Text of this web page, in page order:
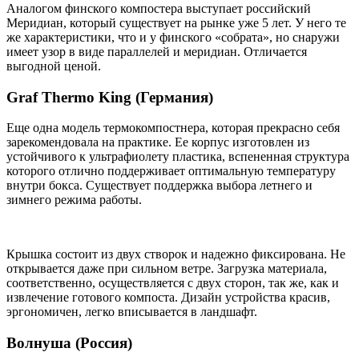
Аналогом финского компостера выступает российский
Меридиан, который существует на рынке уже 5 лет. У него те
же характеристики, что и у финского «собрата», но снаружи
имеет узор в виде параллелей и меридиан. Отличается
выгодной ценой.
Graf Thermo King (Германия)
Еще одна модель термокомпостнера, которая прекрасно себя
зарекомендовала на практике. Ее корпус изготовлен из
устойчивого к ультрафиолету пластика, вспененная структура
которого отлично поддерживает оптимальную температуру
внутри бокса. Существует поддержка выбора летнего и
зимнего режима работы.
Крышка состоит из двух створок и надежно фиксирована. Не
открывается даже при сильном ветре. Загрузка материала,
соответственно, осуществляется с двух сторон, так же, как и
извлечение готового компоста. Дизайн устройства красив,
эргономичен, легко вписывается в ландшафт.
Волнуша (Россия)